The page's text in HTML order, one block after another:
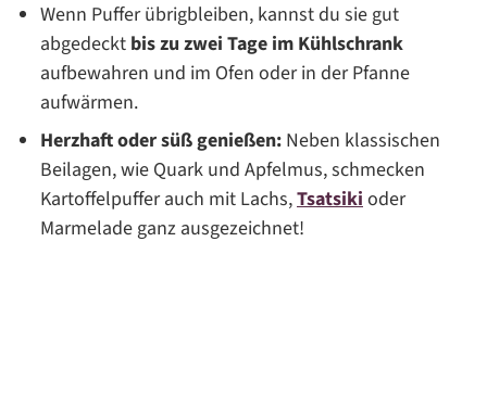
Wenn Puffer übrigbleiben, kannst du sie gut
abgedeckt bis zu zwei Tage im Kühlschrank
aufbewahren und im Ofen oder in der Pfanne
aufwärmen.
Herzhaft oder süß genießen: Neben klassischen
Beilagen, wie Quark und Apfelmus, schmecken
Kartoffelpuffer auch mit Lachs,Tsatsikioder
Marmelade ganz ausgezeichnet!